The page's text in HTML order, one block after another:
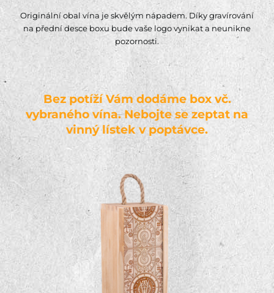
Originální obal vína je skvělým nápadem. Díky gravírování
na přední desce boxu bude vaše logo vynikat a neunikne
pozornosti.
Bez potíží Vám dodáme box vč.
vybraného vína. Nebojte se zeptat na
vinný lístek v poptávce.